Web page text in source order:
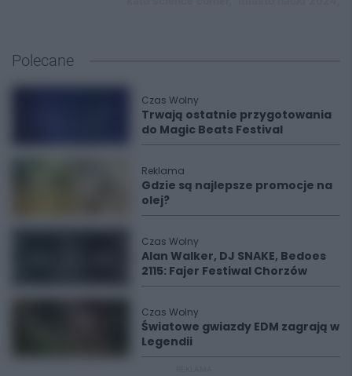
Polecane
Czas Wolny
Trwają ostatnie przygotowania
do Magic Beats Festival
Reklama
Gdzie są najlepsze promocje na
olej?
Czas Wolny
Alan Walker, DJ SNAKE, Bedoes
2115: Fajer Festiwal Chorzów
Czas Wolny
Światowe gwiazdy EDM zagrają w
Legendii